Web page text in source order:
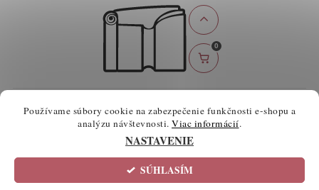
0
BEZPEČNÉ ONLINE PLATBY
atelierknihy.sk, všetky práva vyhradené
Informácie o súboroch cookie
Používame súbory cookie na zabezpečenie funkčnosti e-shopu a
analýzu návštevnosti. Viac informácií.
NASTAVENIE
SÚHLASÍM